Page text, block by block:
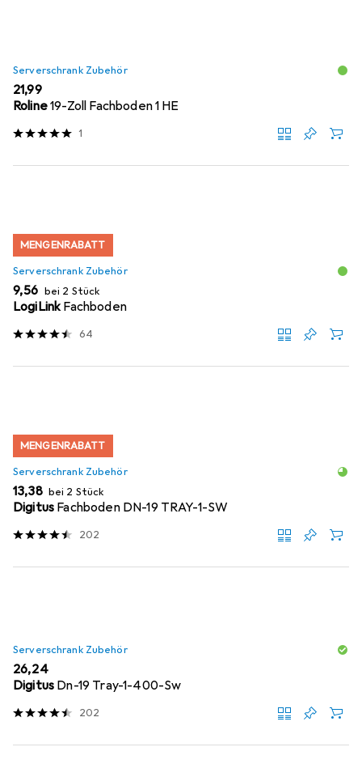
Serverschrank Zubehör
EUR
21,99
Roline19-Zoll Fachboden 1 HE
1
MENGENRABATT
Serverschrank Zubehör
EUR
9,56 bei 2 Stück
LogiLinkFachboden
64
MENGENRABATT
Serverschrank Zubehör
EUR
13,38 bei 2 Stück
Digitus Fachboden DN-19 TRAY-1-SW
202
Serverschrank Zubehör
EUR
26,24
Digitus Dn-19 Tray-1-400-Sw
202